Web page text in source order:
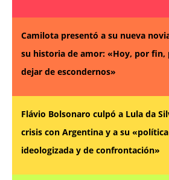
Camilota presentó a su nueva
su historia de amor: «Hoy, por fin,
dejar de escondernos»
Flávio Bolsonaro culpó a Lula da
crisis con Argentina y a su
ideologizada y de confrontación»